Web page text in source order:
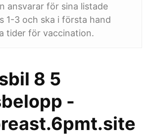
ansvarar för sina listade
1-3 och ska i första hand
tider för vaccination.
8 5
-